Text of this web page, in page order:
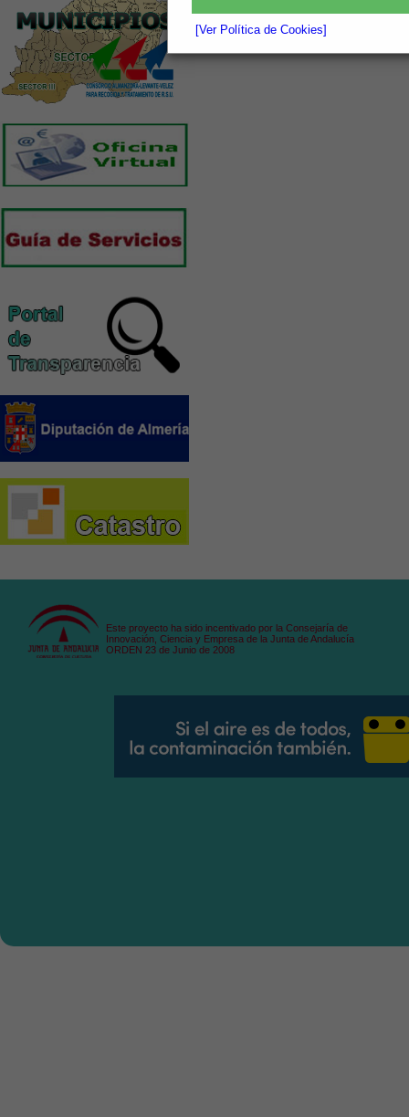
[Ver Política de Cookies]
Este proyecto ha sido incentivado por la Consejaría de
Innovación, Ciencia y Empresa de la Junta de Andalucía
ORDEN 23 de Junio de 2008